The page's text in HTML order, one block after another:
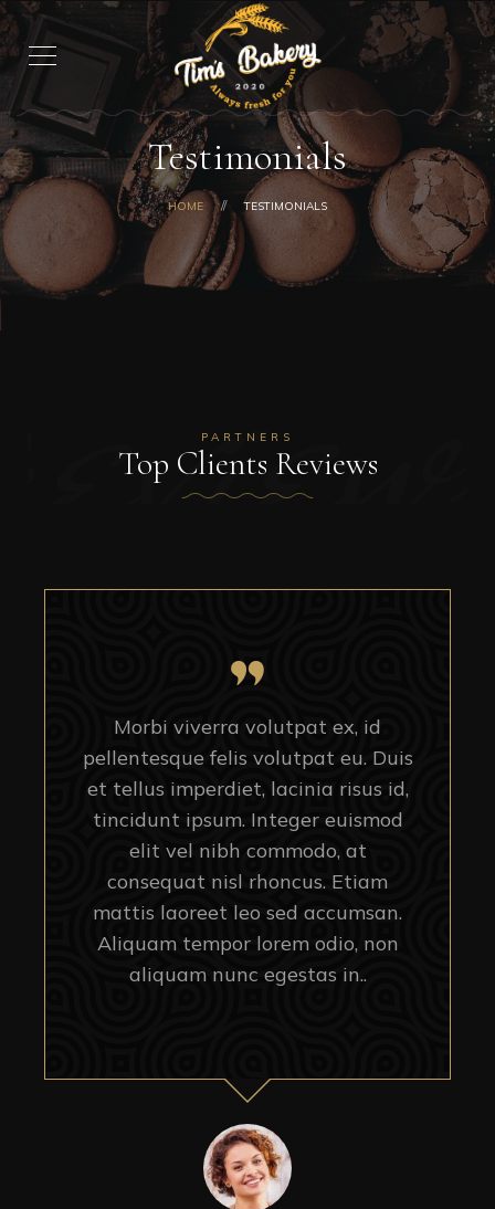
Testimonials
HOME TESTIMONIALS
PARTNERS
Top Clients Reviews
Morbi viverra volutpat ex, id
pellentesque felis volutpat eu. Duis
et tellus imperdiet, lacinia risus id,
tincidunt ipsum. Integer euismod
elit vel nibh commodo, at
consequat nisl rhoncus. Etiam
mattis laoreet leo sed accumsan.
Aliquam tempor lorem odio, non
aliquam nunc egestas in..